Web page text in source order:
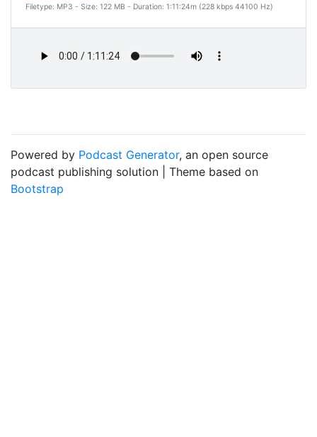
Filetype: MP3 - Size: 122 MB - Duration: 1:11:24m (228 kbps 44100 Hz)
Powered by Podcast Generator, an open source
podcast publishing solution | Theme based on
Bootstrap